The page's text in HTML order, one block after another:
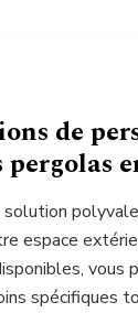
de
espace
vous
spécifiques